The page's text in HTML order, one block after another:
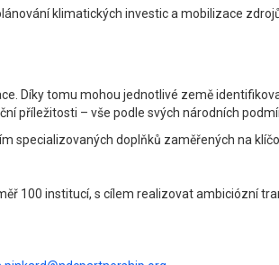
klimatických investic a mobilizace
Díky tomu mohou jednotlivé země
příležitosti – vše podle svých národních
specializovaných doplňků zaměřených na
100 institucí, s cílem realizovat ambiciózní